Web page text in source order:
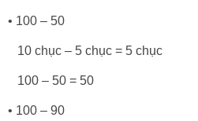
• 100 – 50
10 chục – 5 chục = 5 chục
100 – 50 = 50
• 100 – 90